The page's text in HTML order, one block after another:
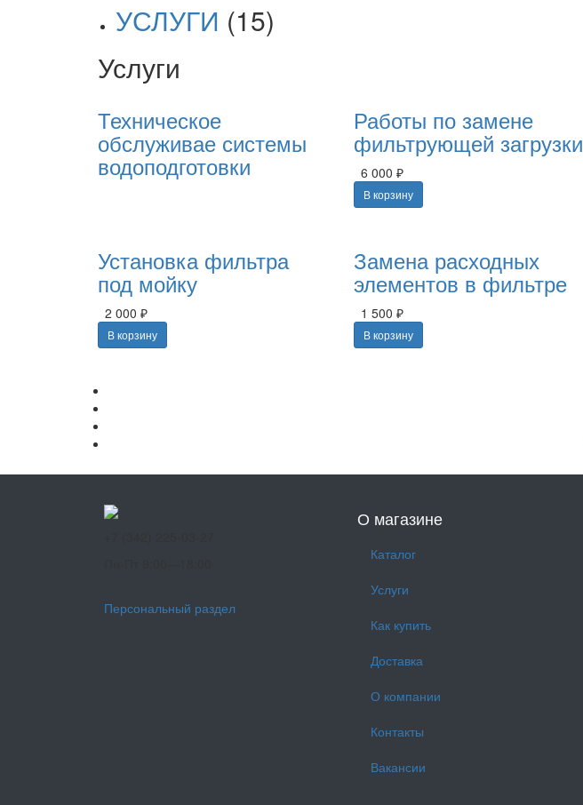
УСЛУГИ (15)
Услуги
Техническое
обслуживае системы
водоподготовки
Работы по замене
фильтрующей загрузки
6 000 ₽
В корзину
Установка фильтра
под мойку
2 000 ₽
В корзину
Замена расходных
элементов в фильтре
1 500 ₽
В корзину
О магазине
Каталог
Услуги
Как купить
Доставка
О компании
Контакты
Вакансии
Персональный раздел